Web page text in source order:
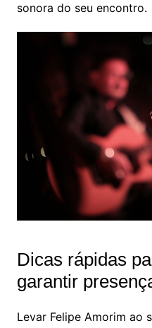
sonora do seu encontro.
Dicas rápidas
garantir
Levar Felipe Amorim ao